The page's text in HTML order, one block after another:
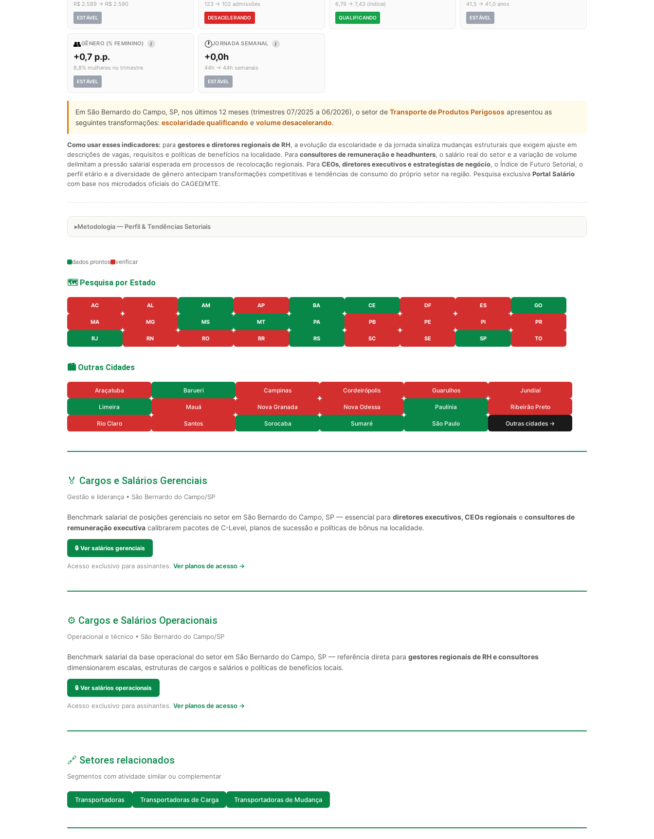
R$ 2.589 → R$ 2.590
ESTÁVEL
123 → 102 admissões
DESACELERANDO
6,79 → 7,43 (índice)
QUALIFICANDO
41,5 → 41,0 anos
ESTÁVEL
👥GÊNERO (% FEMININO) I
+0,7 p.p.
8,8% mulheres no trimestre
ESTÁVEL
🕐JORNADA SEMANAL I
+0,0h
44h → 44h semanais
ESTÁVEL
Em São Bernardo do Campo, SP, nos últimos 12 meses (trimestres 07/2025 a 06/2026), o setor de Transporte de Produtos Perigosos apresentou as
seguintes transformações: escolaridade qualificando e volume desacelerando.
Como usar esses indicadores: para gestores e diretores regionais de RH, a evolução da escolaridade e da jornada sinaliza mudanças estruturais que exigem ajuste em
descrições de vagas, requisitos e políticas de benefícios na localidade. Para consultores de remuneração e headhunters, o salário real do setor e a variação de volume
delimitam a pressão salarial esperada em processos de recolocação regionais. Para CEOs, diretores executivos e estrategistas de negócio, o Índice de Futuro Setorial, o
perfil etário e a diversidade de gênero antecipam transformações competitivas e tendências de consumo do próprio setor na região. Pesquisa exclusiva Portal Salário
com base nos microdados oficiais do CAGED/MTE.
Metodologia — Perfil & Tendências Setoriais
dados prontos verificar
🗺️ Pesquisa por Estado
AC AL AM AP BA CE DF ES GO
MA MG MS MT PA PB PE PI PR
RJ RN RO RR RS SC SE SP TO
🏙️ Outras Cidades
Araçatuba Barueri Campinas Cordeirópolis Guarulhos Jundiaí
Limeira Mauá Nova Granada Nova Odessa Paulínia Ribeirão Preto
Rio Claro Santos Sorocaba Sumaré São Paulo Outras cidades →
🏅 Cargos e Salários Gerenciais
Gestão e liderança • São Bernardo do Campo/SP
Benchmark salarial de posições gerenciais no setor em São Bernardo do Campo, SP — essencial para diretores executivos, CEOs regionais e consultores de
remuneração executiva calibrarem pacotes de C-Level, planos de sucessão e políticas de bônus na localidade.
🔒 Ver salários gerenciais
Acesso exclusivo para assinantes. Ver planos de acesso →
⚙️ Cargos e Salários Operacionais
Operacional e técnico • São Bernardo do Campo/SP
Benchmark salarial da base operacional do setor em São Bernardo do Campo, SP — referência direta para gestores regionais de RH e consultores
dimensionarem escalas, estruturas de cargos e salários e políticas de benefícios locais.
🔒 Ver salários operacionais
Acesso exclusivo para assinantes. Ver planos de acesso →
🔗 Setores relacionados
Segmentos com atividade similar ou complementar
Transportadoras Transportadoras de Carga Transportadoras de Mudança